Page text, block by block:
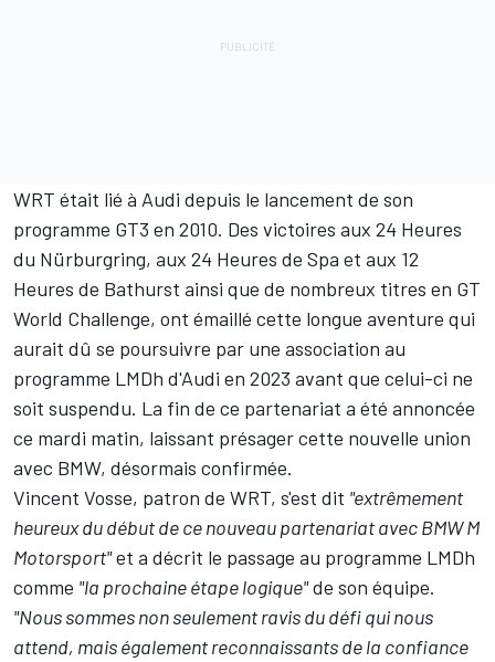
WRT était lié à Audi depuis le lancement de son
programme GT3 en 2010. Des victoires aux 24 Heures
du Nürburgring, aux 24 Heures de Spa et aux 12
Heures de Bathurst ainsi que de nombreux titres en GT
World Challenge, ont émaillé cette longue aventure qui
aurait dû se poursuivre par une association au
programme LMDh d'Audi en 2023 avant que celui-ci ne
soit suspendu. La fin de ce partenariat a été annoncée
ce mardi matin, laissant présager cette nouvelle union
avec BMW, désormais confirmée.
Vincent Vosse, patron de WRT, s'est dit "extrêmement
heureux du début de ce nouveau partenariat avec BMW M
Motorsport"et a décrit le passage au programme LMDh
comme "la prochaine étape logique"de son équipe.
"Nous sommes non seulement ravis du défi qui nous
attend, mais également reconnaissants de la confiance